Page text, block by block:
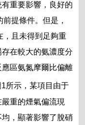
重要影響，良好的
提條件。但是，
，且未得到足夠重
在較大的氨濃度分
區氨氮摩爾比偏離
1所示，某項目由于
重的煙氣偏流現
，顯著影響了脫硝